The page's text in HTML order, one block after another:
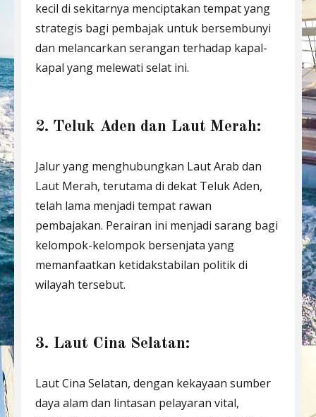
kecil di sekitarnya menciptakan tempat yang
strategis bagi pembajak untuk bersembunyi
dan melancarkan serangan terhadap kapal-
kapal yang melewati selat ini.
2. Teluk Aden dan Laut Merah:
Jalur yang menghubungkan Laut Arab dan
Laut Merah, terutama di dekat Teluk Aden,
telah lama menjadi tempat rawan
pembajakan. Perairan ini menjadi sarang bagi
kelompok-kelompok bersenjata yang
memanfaatkan ketidakstabilan politik di
wilayah tersebut.
3. Laut Cina Selatan:
Laut Cina Selatan, dengan kekayaan sumber
daya alam dan lintasan pelayaran vital,